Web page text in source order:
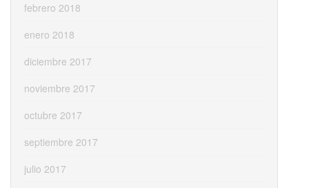
febrero 2018
enero 2018
diciembre 2017
noviembre 2017
octubre 2017
septiembre 2017
julio 2017